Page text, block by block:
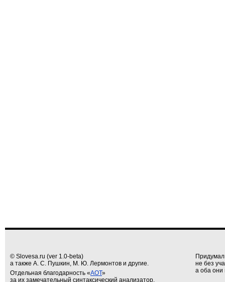
© Slovesa.ru (ver 1.0-beta)
а также А. С. Пушкин, М. Ю. Лермонтов и другие.
Отдельная благодарность «АОТ»
за их замечательный синтаксический анализатор.
не без
а оба они